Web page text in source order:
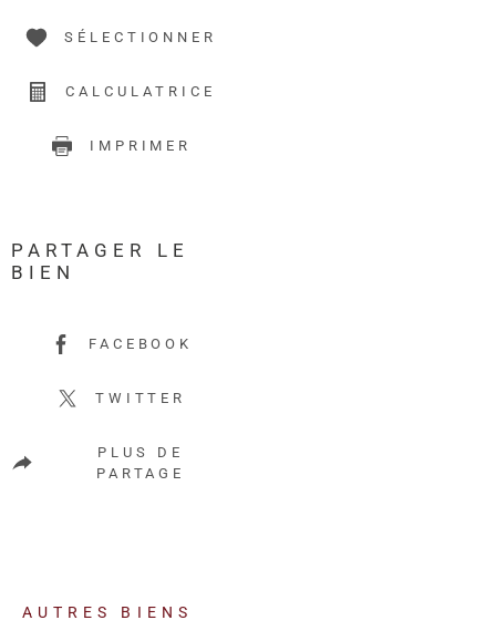
SÉLECTIONNER
CALCULATRICE
IMPRIMER
PARTAGER LE
BIEN
FACEBOOK
TWITTER
PLUS DE
PARTAGE
AUTRES BIENS